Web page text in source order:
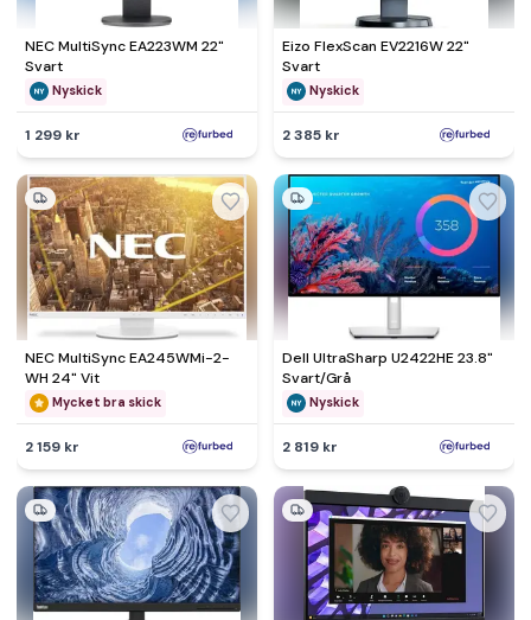
NEC MultiSync EA223WM 22"
Svart
Nyskick
1 299 kr
Eizo FlexScan EV2216W 22"
Svart
Nyskick
2 385 kr
NEC MultiSync EA245WMi-2-
WH 24" Vit
Mycket bra skick
2 159 kr
Dell UltraSharp U2422HE 23.8"
Svart/Grå
Nyskick
2 819 kr